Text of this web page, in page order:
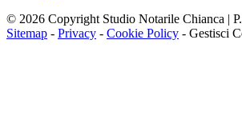
© 2026 Copyright Studio Notarile Chianca |
Sitemap - Privacy - Cookie Policy - Gestisci